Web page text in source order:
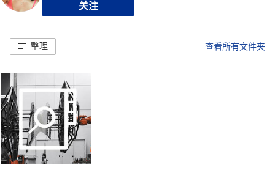
关注
整理 查看所有文件夹